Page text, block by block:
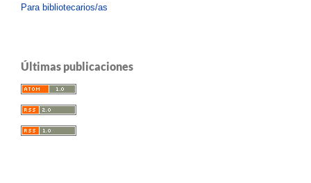
Para bibliotecarios/as
Últimas publicaciones